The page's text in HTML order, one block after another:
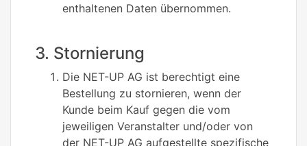
enthaltenen Daten übernommen.
3. Stornierung
Die NET-UP AG ist berechtigt eine
Bestellung zu stornieren, wenn der
Kunde beim Kauf gegen die vom
jeweiligen Veranstalter und/oder von
der NET-UP AG aufgestellte spezifische